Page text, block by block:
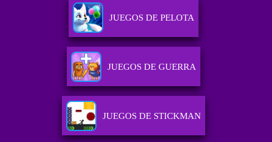
JUEGOS DE PELOTA
JUEGOS DE GUERRA
JUEGOS DE STICKMAN